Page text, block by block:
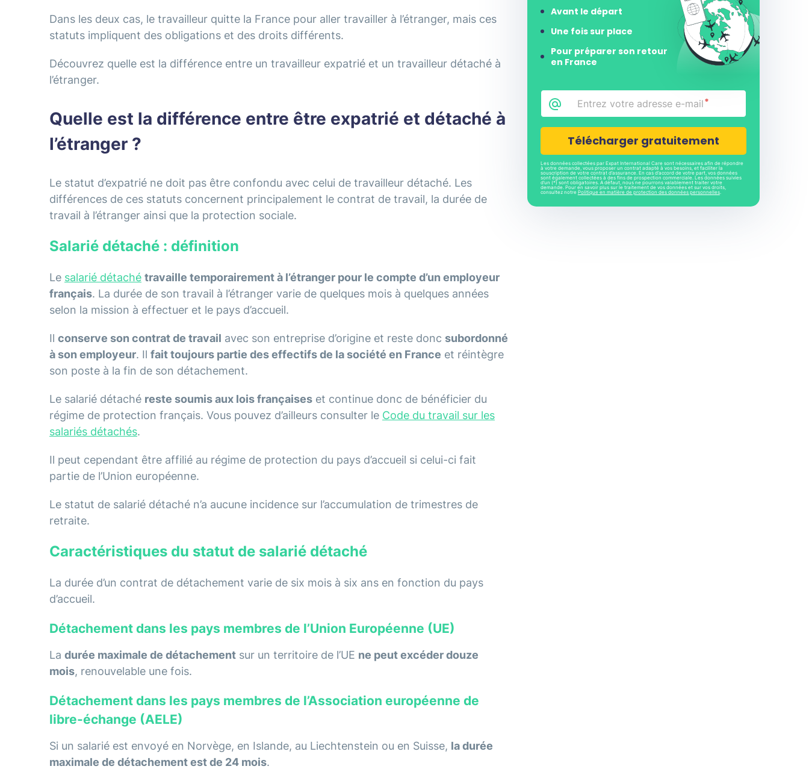
Dans les deux cas, le travailleur quitte la France pour aller travailler à l’étranger, mais ces
statuts impliquent des obligations et des droits différents.
Découvrez quelle est la différence entre un travailleur expatrié et un travailleur détaché à
l’étranger.
Quelle est la différence entre être expatrié et détaché à
l’étranger ?
Le statut d’expatrié ne doit pas être confondu avec celui de travailleur détaché. Les
différences de ces statuts concernent principalement le contrat de travail, la durée de
travail à l’étranger ainsi que la protection sociale.
Salarié détaché : définition
Le salarié détaché travaille temporairement à l’étranger pour le compte d’un employeur
français. La durée de son travail à l’étranger varie de quelques mois à quelques années
selon la mission à effectuer et le pays d’accueil.
Il conserve son contrat de travail avec son entreprise d’origine et reste donc subordonné
à son employeur. Il fait toujours partie des effectifs de la société en France et réintègre
son poste à la fin de son détachement.
Le salarié détaché reste soumis aux lois françaises et continue donc de bénéficier du
régime de protection français. Vous pouvez d’ailleurs consulter le Code du travail sur les
salariés détachés.
Il peut cependant être affilié au régime de protection du pays d’accueil si celui-ci fait
partie de l’Union européenne.
Le statut de salarié détaché n’a aucune incidence sur l’accumulation de trimestres de
retraite.
Caractéristiques du statut de salarié détaché
La durée d’un contrat de détachement varie de six mois à six ans en fonction du pays
d’accueil.
Détachement dans les pays membres de l’Union Européenne (UE)
La durée maximale de détachement sur un territoire de l’UE ne peut excéder douze
mois, renouvelable une fois.
Détachement dans les pays membres de l’Association européenne de
libre-échange (AELE)
Si un salarié est envoyé en Norvège, en Islande, au Liechtenstein ou en Suisse, la durée
maximale de détachement est de 24 mois.
Avant le départ
Une fois sur place
Pour préparer son retour
en France
Email
CAPTCHA
Les données collectées par Expat International Care sont nécessaires afin de répondre
à votre demande, vous proposer un contrat adapté à vos besoins, et faciliter la
souscription de votre contrat d’assurance. En cas d’accord de votre part, vos données
sont également collectées à des fins de prospection commerciale. Les données suivies
d’un (*) sont obligatoires. A défaut, nous ne pourrons valablement traiter votre
demande. Pour en savoir plus sur le traitement de vos données et sur vos droits,
consultez notre Politique en matière de protection des données personnelles.